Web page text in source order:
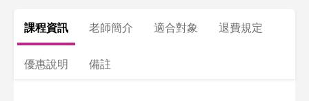
課程資訊 老師簡介 適合對象 退費規定
優惠說明 備註